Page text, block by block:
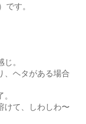
です。
。
、ヘタがある場合
けて、しわしわ〜